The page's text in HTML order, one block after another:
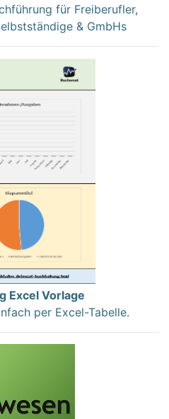
für Freiberufler,
& GmbHs
Excel Vorlage
per Excel-Tabelle.